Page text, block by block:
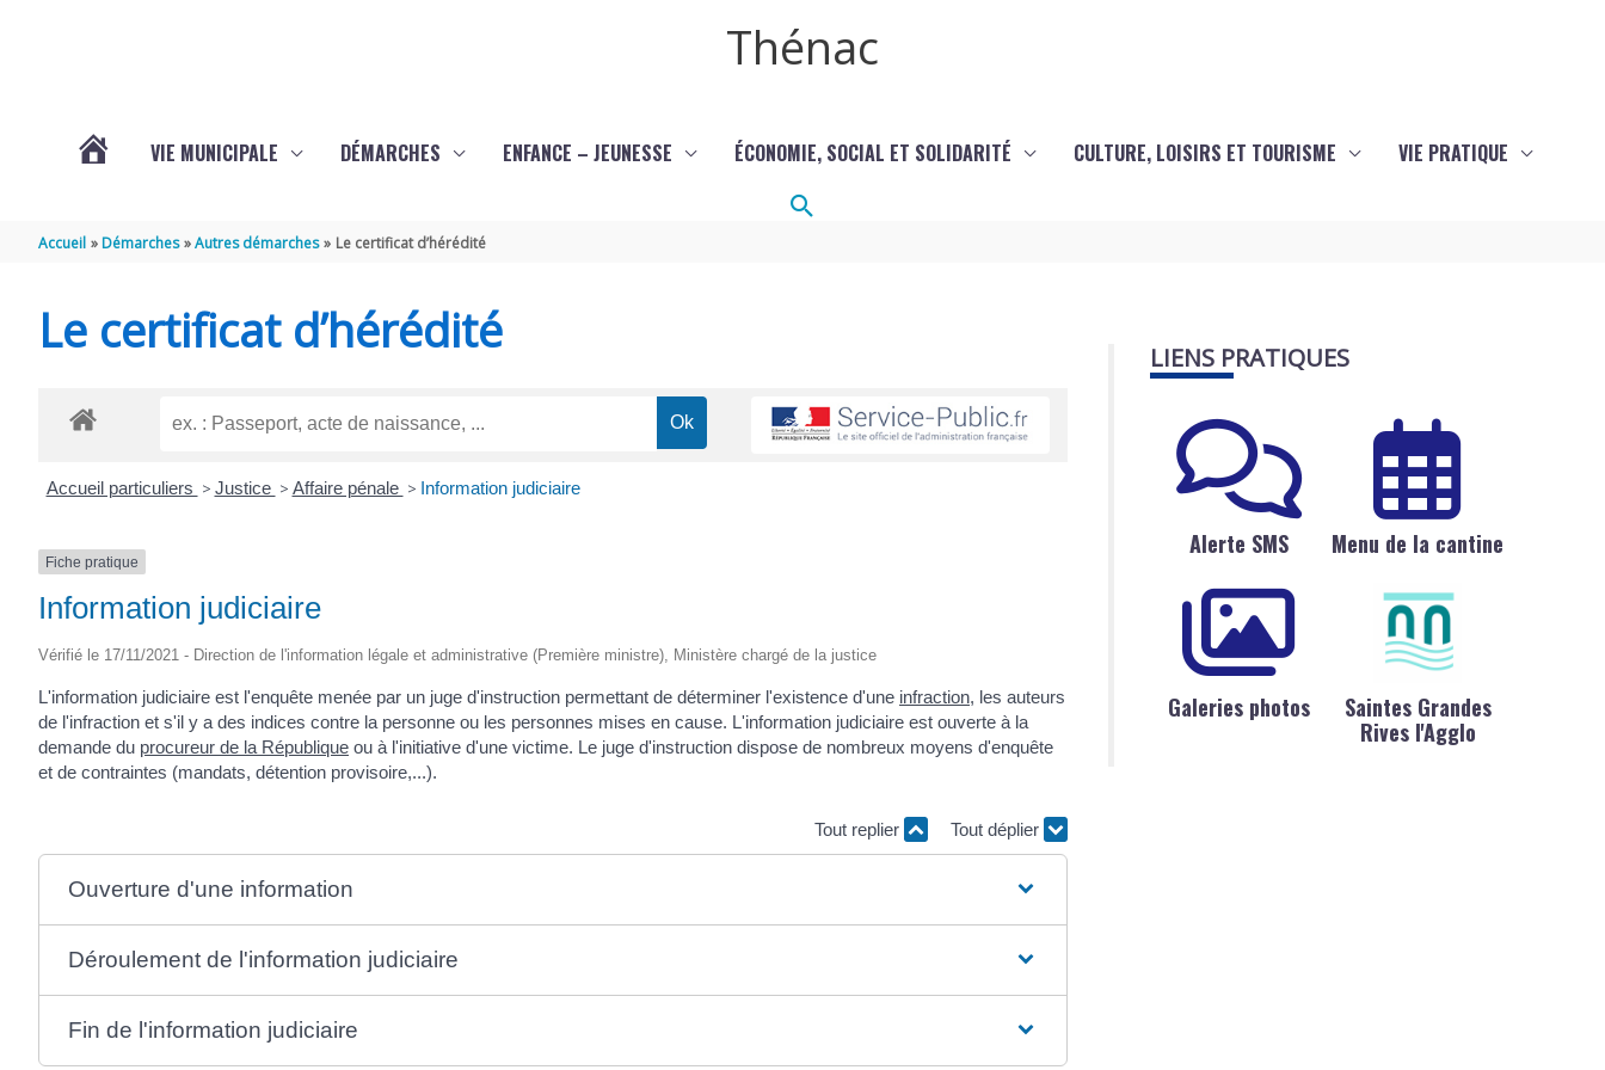
Thénac
THÉNAC
VIE MUNICIPALE DÉMARCHES ENFANCE – JEUNESSE ÉCONOMIE, SOCIAL ET SOLIDARITÉ CULTURE, LOISIRS ET TOURISME VIE PRATIQUE
Rechercher
Accueil Démarches Autres démarches Le certificat d’hérédité
Le certificat d’hérédité
Accueil particuliers > Justice > Affaire pénale > Information judiciaire
Fiche pratique
Information judiciaire
Vérifié le 17/11/2021 - Direction de l'information légale et administrative (Première ministre), Ministère chargé de la justice
L'information judiciaire est l'enquête menée par un juge d'instruction permettant de déterminer l'existence d'une infraction, les auteurs
de l'infraction et s'il y a des indices contre la personne ou les personnes mises en cause. L'information judiciaire est ouverte à la
demande du procureur de la République ou à l'initiative d'une victime. Le juge d'instruction dispose de nombreux moyens d'enquête
et de contraintes (mandats, détention provisoire,...).
Tout replier Tout déplier
Ouverture d'une information
Déroulement de l'information judiciaire
Fin de l'information judiciaire
LIENS PRATIQUES
Alerte SMS Menu de la cantine
Galeries photos
Saintes Grandes
Rives l'Agglo